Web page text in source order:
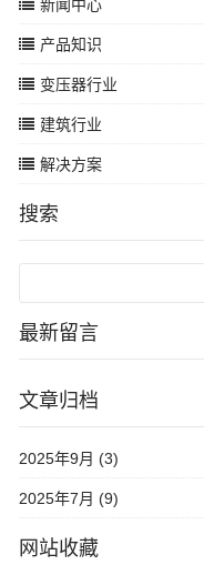
新闻中心
产品知识
变压器行业
建筑行业
解决方案
搜索
最新留言
文章归档
2025年9月 (3)
2025年7月 (9)
网站收藏